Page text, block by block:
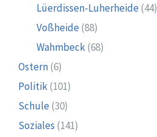
Lüerdissen-Luherheide (44)
Voßheide (88)
Wahmbeck(68)
Ostern(6)
Politik(101)
Schule (30)
Soziales (141)